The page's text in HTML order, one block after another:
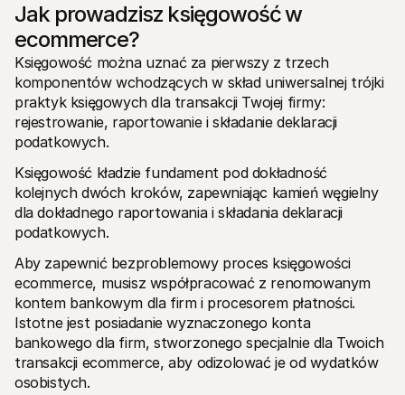
Jak prowadzisz księgowość w
ecommerce?
Księgowość można uznać za pierwszy z trzech
komponentów wchodzących w skład uniwersalnej trójki
praktyk księgowych dla transakcji Twojej firmy:
rejestrowanie, raportowanie i składanie deklaracji
podatkowych.
Księgowość kładzie fundament pod dokładność
kolejnych dwóch kroków, zapewniając kamień węgielny
dla dokładnego raportowania i składania deklaracji
podatkowych.
Aby zapewnić bezproblemowy proces księgowości
ecommerce, musisz współpracować z renomowanym
kontem bankowym dla firm i procesorem płatności.
Istotne jest posiadanie wyznaczonego konta
bankowego dla firm, stworzonego specjalnie dla Twoich
transakcji ecommerce, aby odizolować je od wydatków
osobistych.